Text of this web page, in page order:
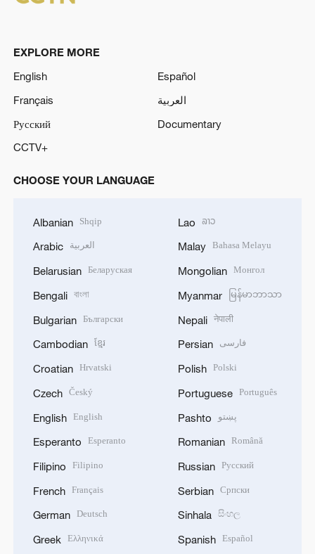
EXPLORE MORE
English
Español
Français
العربية
Русский
Documentary
CCTV+
CHOOSE YOUR LANGUAGE
Albanian Shqip
Arabic العربية
Belarusian Беларуская
Bengali বাংলা
Bulgarian Български
Cambodian ខ្មែរ
Croatian Hrvatski
Czech Český
English English
Esperanto Esperanto
Filipino Filipino
French Français
German Deutsch
Greek Ελληνικά
Lao ລາວ
Malay Bahasa Melayu
Mongolian Монгол
Myanmar မြန်မာဘာသာ
Nepali नेपाली
Persian فارسی
Polish Polski
Portuguese Português
Pashto پښتو
Romanian Română
Russian Русский
Serbian Српски
Sinhala සිංහල
Spanish Español